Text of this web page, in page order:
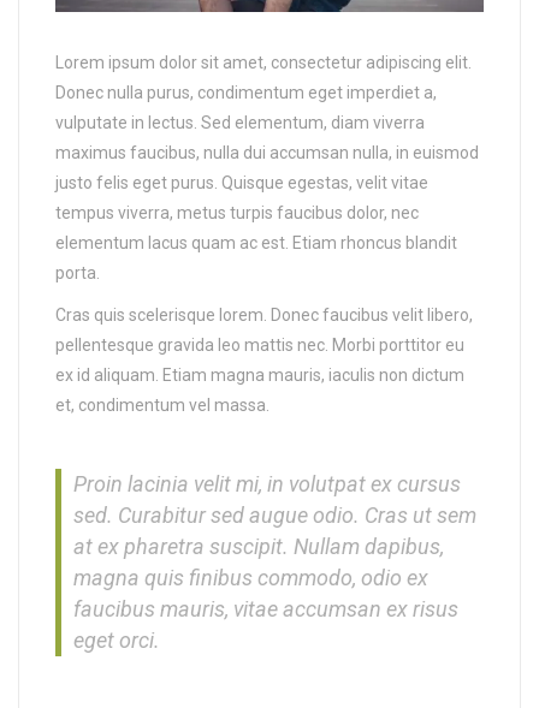
Lorem ipsum dolor sit amet, consectetur adipiscing elit.
Donec nulla purus, condimentum eget imperdiet a,
vulputate in lectus. Sed elementum, diam viverra
maximus faucibus, nulla dui accumsan nulla, in euismod
justo felis eget purus. Quisque egestas, velit vitae
tempus viverra, metus turpis faucibus dolor, nec
elementum lacus quam ac est. Etiam rhoncus blandit
porta.
Cras quis scelerisque lorem. Donec faucibus velit libero,
pellentesque gravida leo mattis nec. Morbi porttitor eu
ex id aliquam. Etiam magna mauris, iaculis non dictum
et, condimentum vel massa.
Proin lacinia velit mi, in volutpat ex cursus
sed. Curabitur sed augue odio. Cras ut sem
at ex pharetra suscipit. Nullam dapibus,
magna quis finibus commodo, odio ex
faucibus mauris, vitae accumsan ex risus
eget orci.